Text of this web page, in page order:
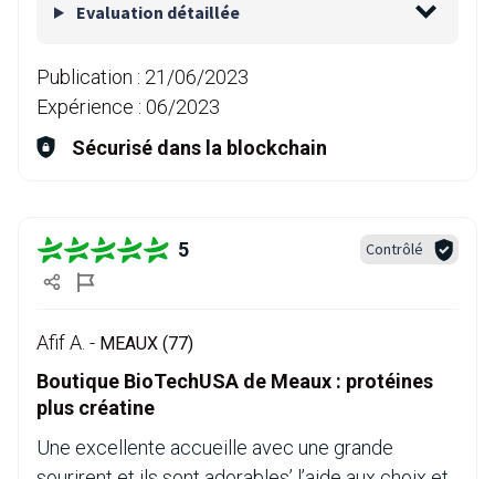
Evaluation détaillée
Publication : 21/06/2023
Expérience : 06/2023
Sécurisé dans la blockchain
5 Contrôlé
Afif A. - MEAUX (77)
Boutique BioTechUSA de Meaux : protéines
plus créatine
Une excellente accueille avec une grande